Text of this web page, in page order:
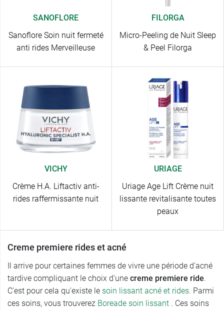
SANOFLORE
Sanoflore Soin nuit fermeté
anti rides Merveilleuse
FILORGA
Micro-Peeling de Nuit Sleep
& Peel Filorga
VICHY
Crème H.A. Liftactiv anti-
rides raffermissante nuit
URIAGE
Uriage Age Lift Crème nuit
lissante revitalisante toutes
peaux
Creme premiere rides et acné
Il arrive pour certaines femmes de vivre une période d'acné
tardive compliquant le choix d'une creme premiere ride.
C'est pour cela qu'existe le soin lissant acné et rides. Parmi
ces soins, vous trouverez Boreade soin lissant . Ces soins